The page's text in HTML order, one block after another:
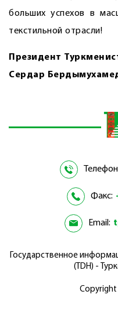
больших успехов в
текстильной отрасли!
Президент
Сердар
Факс:
Email:
Государственное
(TDH) -